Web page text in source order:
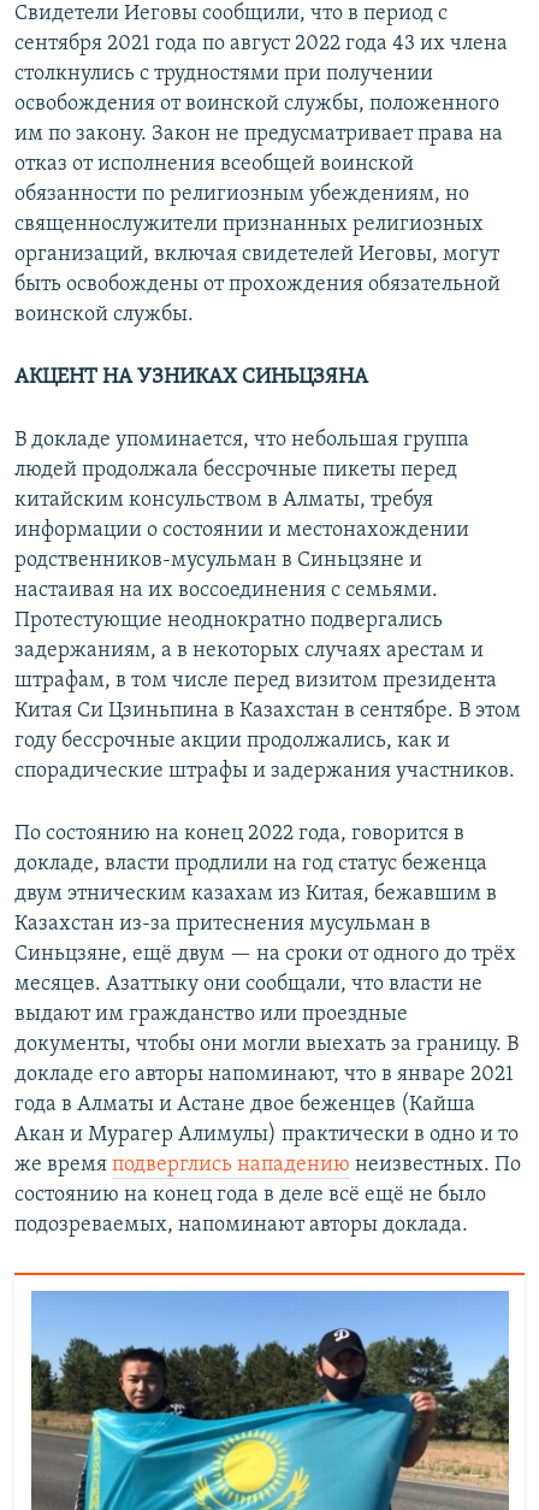
Свидетели Иеговы сообщили, что в период с
сентября 2021 года по август 2022 года 43 их члена
столкнулись с трудностями при получении
освобождения от воинской службы, положенного
им по закону. Закон не предусматривает права на
отказ от исполнения всеобщей воинской
обязанности по религиозным убеждениям, но
священнослужители признанных религиозных
организаций, включая свидетелей Иеговы, могут
быть освобождены от прохождения обязательной
воинской службы.
АКЦЕНТ НА УЗНИКАХ СИНЬЦЗЯНА
В докладе упоминается, что небольшая группа
людей продолжала бессрочные пикеты перед
китайским консульством в Алматы, требуя
информации о состоянии и местонахождении
родственников-мусульман в Синьцзяне и
настаивая на их воссоединения с семьями.
Протестующие неоднократно подвергались
задержаниям, а в некоторых случаях арестам и
штрафам, в том числе перед визитом президента
Китая Си Цзиньпина в Казахстан в сентябре. В этом
году бессрочные акции продолжались, как и
спорадические штрафы и задержания участников.
По состоянию на конец 2022 года, говорится в
докладе, власти продлили на год статус беженца
двум этническим казахам из Китая, бежавшим в
Казахстан из-за притеснения мусульман в
Синьцзяне, ещё двум — на сроки от одного до трёх
месяцев. Азаттыку они сообщали, что власти не
выдают им гражданство или проездные
документы, чтобы они могли выехать за границу. В
докладе его авторы напоминают, что в январе 2021
года в Алматы и Астане двое беженцев (Кайша
Акан и Мурагер Алимулы) практически в одно и то
же время подверглись нападению неизвестных. По
состоянию на конец года в деле всё ещё не было
подозреваемых, напоминают авторы доклада.